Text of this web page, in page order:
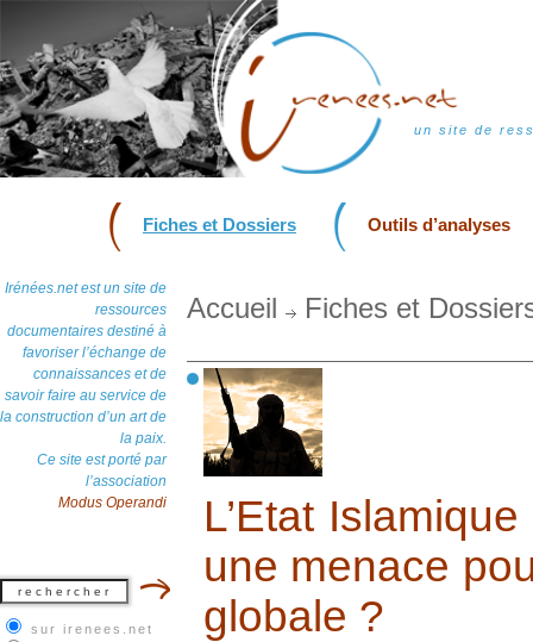
un site de
Fiches et Dossiers Outils d’analyses
Irénées.net est un site de
ressources
documentaires destiné à
favoriser l’échange de
connaissances et de
savoir faire au service de
la construction d’un art de
la paix.
Ce site est porté par
l’association
Modus Operandi
sur irenees.net
Accueil Fiches et
L’Etat
une menace
globale ?